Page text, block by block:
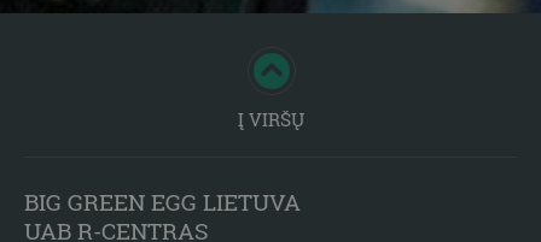
Į VIRŠŲ
BIG GREEN EGG LIETUVA
UAB R-CENTRAS